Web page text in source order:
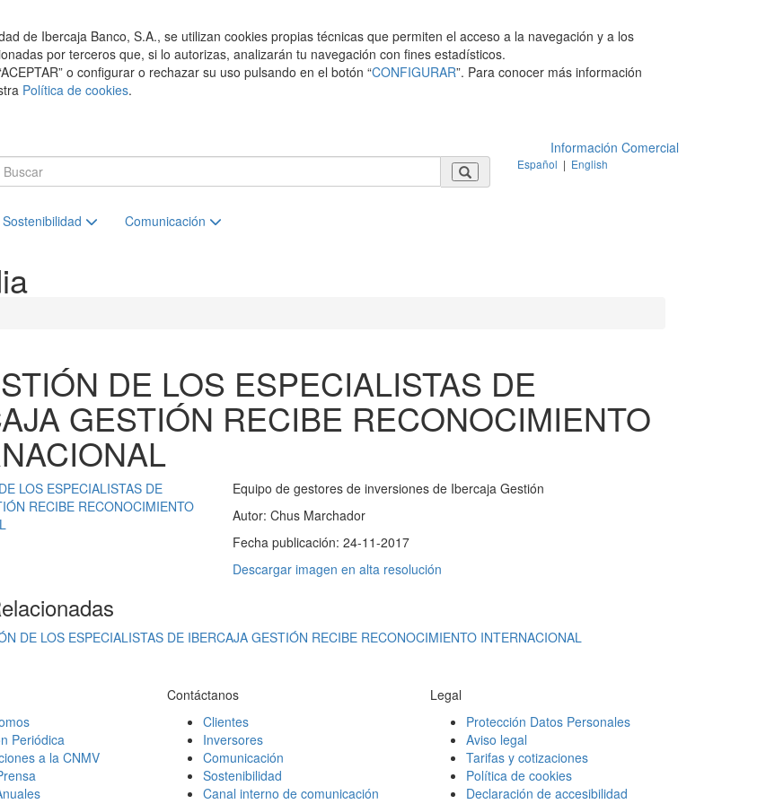
de Ibercaja Banco, S.A., se utilizan cookies propias técnicas que permiten el acceso a la navegación y a los
por terceros que, si lo autorizas, analizarán tu navegación con fines estadísticos.
o configurar o rechazar su uso pulsando en el botón “CONFIGURAR”. Para conocer más información
Política de cookies.
Información Comercial
Español | English
Sostenibilidad Comunicación
DE LOS ESPECIALISTAS DE
GESTIÓN RECIBE RECONOCIMIENTO
Equipo de gestores de inversiones de Ibercaja Gestión
Autor:Chus Marchador
Fecha publicación:24-11-2017
Descargar imagen en alta resolución
DE LOS ESPECIALISTAS DE IBERCAJA GESTIÓN RECIBE RECONOCIMIENTO INTERNACIONAL
Periódica
a la CNMV
Contáctanos
Clientes
Inversores
Comunicación
Sostenibilidad
Canal interno de comunicación
Legal
Protección Datos Personales
Aviso legal
Tarifas y cotizaciones
Política de cookies
Declaración de accesibilidad